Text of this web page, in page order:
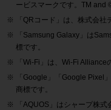
ービスマークです。TM and
「QRコード」は、株式会社
「Samsung Galaxy」は
標です。
「Wi-Fi」は、Wi-Fi Alliance
「Google」「Google Pixel
商標です。
「AQUOS」はシャープ株